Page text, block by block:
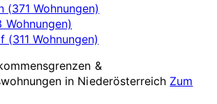
(371 Wohnungen)
Wohnungen)
(311 Wohnungen)
&
in Niederösterreich Zum